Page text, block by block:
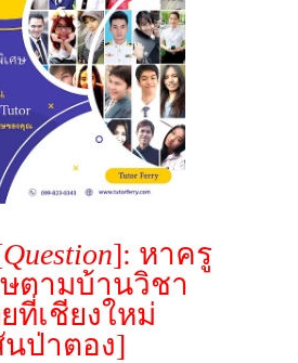
Question]: หาครู
ตามบ้านวิชา
ที่เชียงใหม่
นป่าตอง]